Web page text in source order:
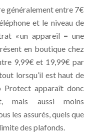
généralement entre 7€
et le niveau de
« un appareil = une
en boutique chez
9,99€ et 19,99€ par
lorsqu’il est haut de
Protect apparaît donc
mais aussi moins
les assurés, quels que
des plafonds.